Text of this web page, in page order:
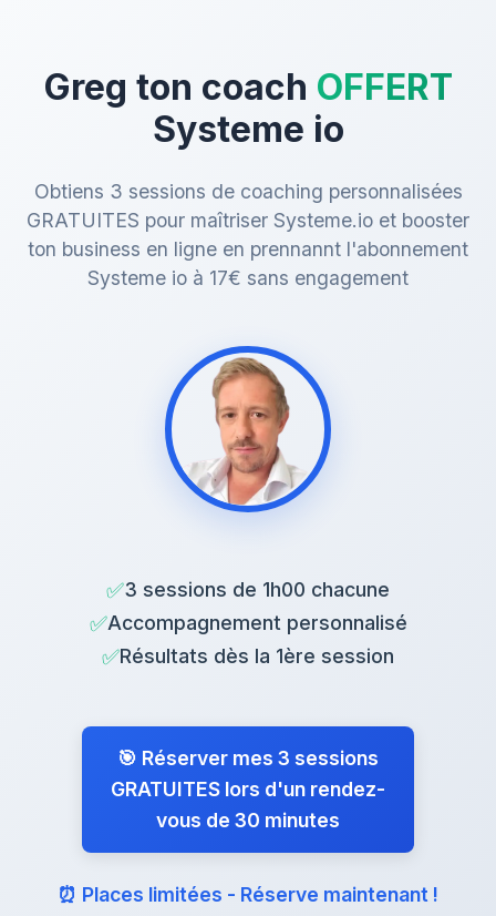
Greg ton coach OFFERT
Systeme io
Obtiens 3 sessions de coaching personnalisées
GRATUITES pour maîtriser Systeme.io et booster
ton business en ligne en prennannt l'abonnement
Systeme io à 17€ sans engagement
✅3 sessions de 1h00 chacune
✅Accompagnement personnalisé
✅Résultats dès la 1ère session
🎯 Réserver mes 3 sessions
GRATUITES lors d'un rendez-
vous de 30 minutes
⏰ Places limitées - Réserve maintenant !